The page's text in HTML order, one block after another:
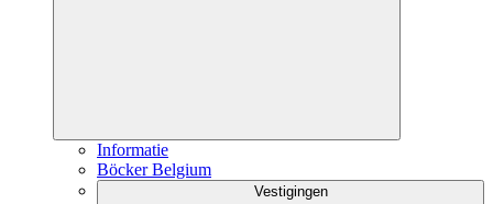
Informatie
Böcker Belgium
Vestigingen